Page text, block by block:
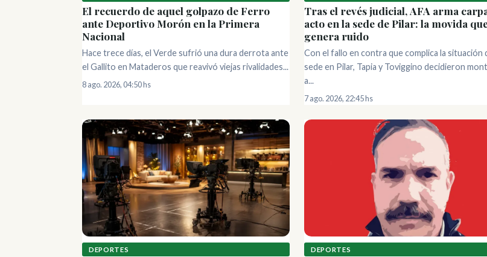
El recuerdo de aquel golpazo de Ferro
ante Deportivo Morón en la Primera
Nacional
Hace trece días, el Verde sufrió una dura derrota ante
el Gallito en Mataderos que reavivó viejas rivalidades...
8 ago. 2026, 04:50 hs
Tras el revés judicial, AFA arma
acto en la sede de Pilar: la movida
genera ruido
Con el fallo en contra que complica la situación
sede en Pilar, Tapia y Toviggino decidieron
a...
7 ago. 2026, 22:45 hs
DEPORTES DEPORTES